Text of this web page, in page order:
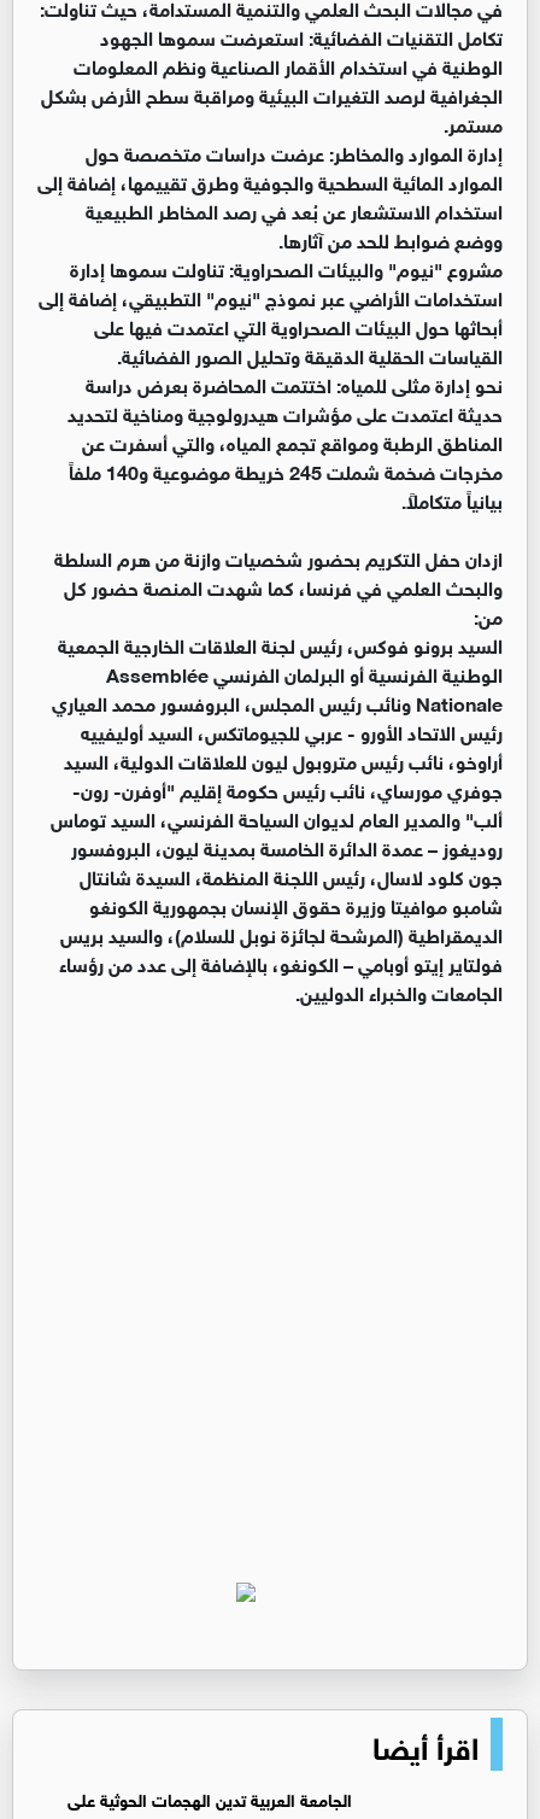
في مجالات البحث العلمي والتنمية المستدامة، حيث تناولت:
تكامل التقنيات الفضائية: استعرضت سموها الجهود
الوطنية في استخدام الأقمار الصناعية ونظم المعلومات
الجغرافية لرصد التغيرات البيئية ومراقبة سطح الأرض بشكل
مستمر.
إدارة الموارد والمخاطر: عرضت دراسات متخصصة حول
الموارد المائية السطحية والجوفية وطرق تقييمها، إضافة إلى
استخدام الاستشعار عن بُعد في رصد المخاطر الطبيعية
ووضع ضوابط للحد من آثارها.
مشروع "نيوم" والبيئات الصحراوية: تناولت سموها إدارة
استخدامات الأراضي عبر نموذج "نيوم" التطبيقي، إضافة إلى
أبحاثها حول البيئات الصحراوية التي اعتمدت فيها على
القياسات الحقلية الدقيقة وتحليل الصور الفضائية.
نحو إدارة مثلى للمياه: اختتمت المحاضرة بعرض دراسة
حديثة اعتمدت على مؤشرات هيدرولوجية ومناخية لتحديد
المناطق الرطبة ومواقع تجمع المياه، والتي أسفرت عن
مخرجات ضخمة شملت 245 خريطة موضوعية و140 ملفاً
بيانياً متكاملاً.
ازدان حفل التكريم بحضور شخصيات وازنة من هرم السلطة
والبحث العلمي في فرنسا، كما شهدت المنصة حضور كل
من:
السيد برونو فوكس، رئيس لجنة العلاقات الخارجية الجمعية
الوطنية الفرنسية أو البرلمان الفرنسي Assemblée
Nationale ونائب رئيس المجلس، البروفسور محمد العياري
رئيس الاتحاد الأورو - عربي للجيوماتكس، السيد أوليفييه
أراوخو، نائب رئيس متروبول ليون للعلاقات الدولية، السيد
جوفري مورساي، نائب رئيس حكومة إقليم "أوفرن- رون-
ألب" والمدير العام لديوان السياحة الفرنسي، السيد توماس
روديغوز – عمدة الدائرة الخامسة بمدينة ليون، البروفسور
جون كلود لاسال، رئيس اللجنة المنظمة، السيدة شانتال
شامبو موافيتا وزيرة حقوق الإنسان بجمهورية الكونغو
الديمقراطية (المرشحة لجائزة نوبل للسلام)، والسيد بريس
فولتاير إيتو أوبامي – الكونغو، بالإضافة إلى عدد من رؤساء
الجامعات والخبراء الدوليين.
اقرأ أيضا
الجامعة العربية تدين الهجمات الحوثية على